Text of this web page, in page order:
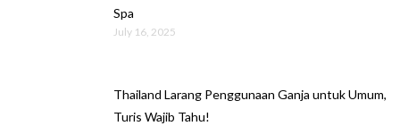
Spa
July 16, 2025
Thailand Larang Penggunaan Ganja untuk Umum,
Turis Wajib Tahu!